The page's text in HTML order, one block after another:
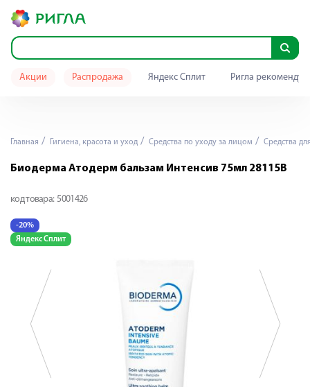
Акции Распродажа Яндекс Сплит Ригла
Главная Гигиена, красота и уход Средства по уходу за лицом Средства
Биодерма Атодерм бальзам Интенсив 75мл 28115B
код товара: 5001426
-20%
Яндекс Сплит